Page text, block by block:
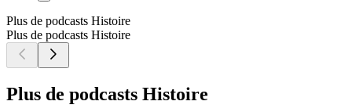
Plus de podcasts Histoire
Plus de podcasts Histoire
Plus de podcasts Histoire